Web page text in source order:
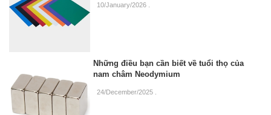
10/January/2026
Những điều bạn cần biết về tuổi thọ của
nam châm Neodymium
24/December/2025